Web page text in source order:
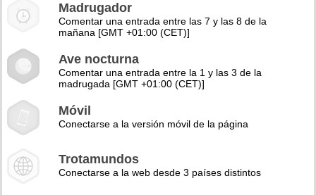
Madrugador
Comentar una entrada entre las 7 y las 8 de la
mañana [GMT +01:00 (CET)]
Ave nocturna
Comentar una entrada entre la 1 y las 3 de la
madrugada [GMT +01:00 (CET)]
Móvil
Conectarse a la versión móvil de la página
Trotamundos
Conectarse a la web desde 3 países distintos